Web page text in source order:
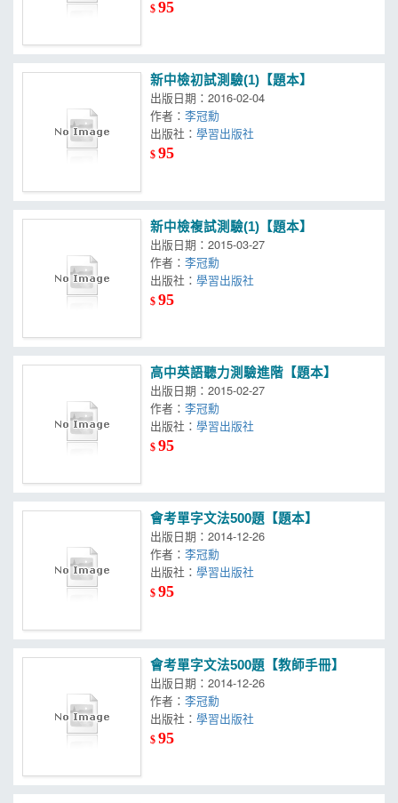
$95
新中檢初試測驗(1)【題本】
出版日期：2016-02-04
作者：李冠勳
出版社：
$95
新中檢複試測驗(1)【題本】
出版日期：2015-03-27
作者：李冠勳
出版社：
$95
高中英語聽力測驗進階【題本】
出版日期：2015-02-27
作者：李冠勳
出版社：學習出版社
$95
會考單字文法500題【題本】
出版日期：2014-12-26
作者：李冠勳
出版社：
$95
會考單字文法500題【教師手冊】
出版日期：2014-12-26
作者：李冠勳
出版社：
$95